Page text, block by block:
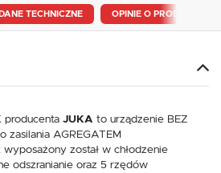
DANE TECHNICZNE OPINIE O PRODUKCIE
producenta JUKA to urządzenie BEZ
zasilania AGREGATEM
został w chłodzenie
odszranianie oraz 5 rzędów